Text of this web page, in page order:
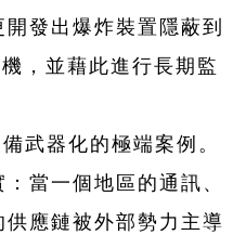
發出爆炸裝置隱蔽到
，並藉此進行長期監
武器化的極端案例。
當一個地區的通訊、
應鏈被外部勢力主導